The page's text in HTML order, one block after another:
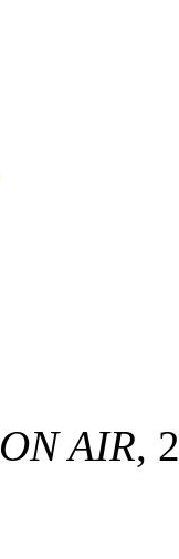
ON AIR,